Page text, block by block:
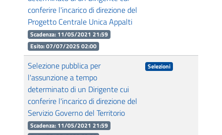
conferire l'incarico di direzione del
Progetto Centrale Unica Appalti
Scadenza: 11/05/2021 21:59
Esito: 07/07/2025 02:00
Selezione pubblica per
l'assunzione a tempo
determinato di un Dirigente cui
conferire l'incarico di direzione del
Servizio Governo del Territorio
Scadenza: 11/05/2021 21:59
Selezioni